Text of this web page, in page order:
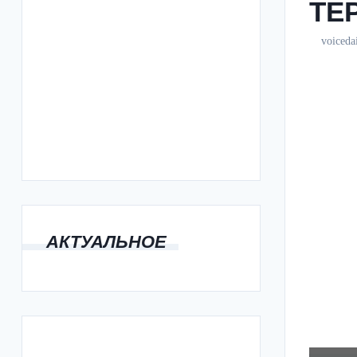
АКТУАЛЬНОЕ